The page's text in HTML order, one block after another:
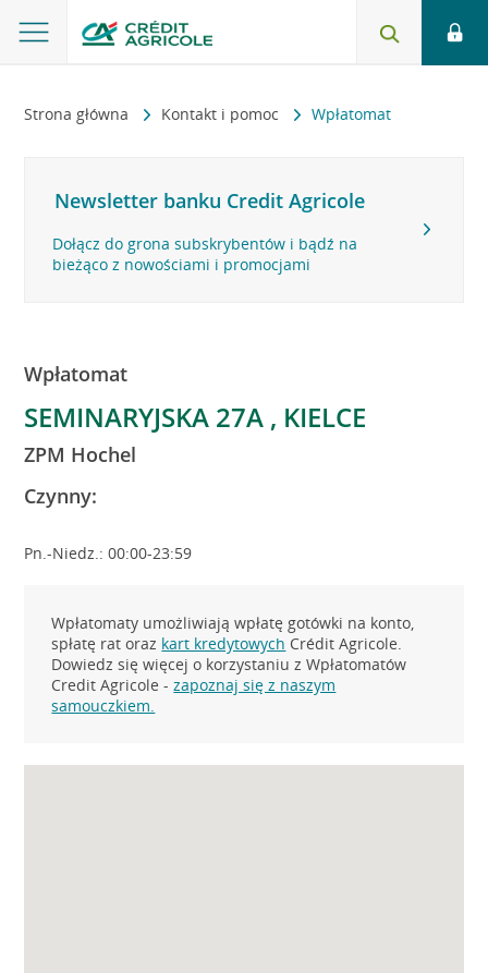
Strona główna Kontakt i pomoc Wpłatomat
Newsletter banku Credit Agricole
Dołącz do grona subskrybentów i bądź na
bieżąco z nowościami i promocjami
Wpłatomat
SEMINARYJSKA 27A , KIELCE
ZPM Hochel
Czynny:
Pn.-Niedz.: 00:00-23:59
Wpłatomaty umożliwiają wpłatę gotówki na konto,
spłatę rat oraz kart kredytowych Crédit Agricole.
Dowiedz się więcej o korzystaniu z Wpłatomatów
Credit Agricole -zapoznaj się z naszym
samouczkiem.